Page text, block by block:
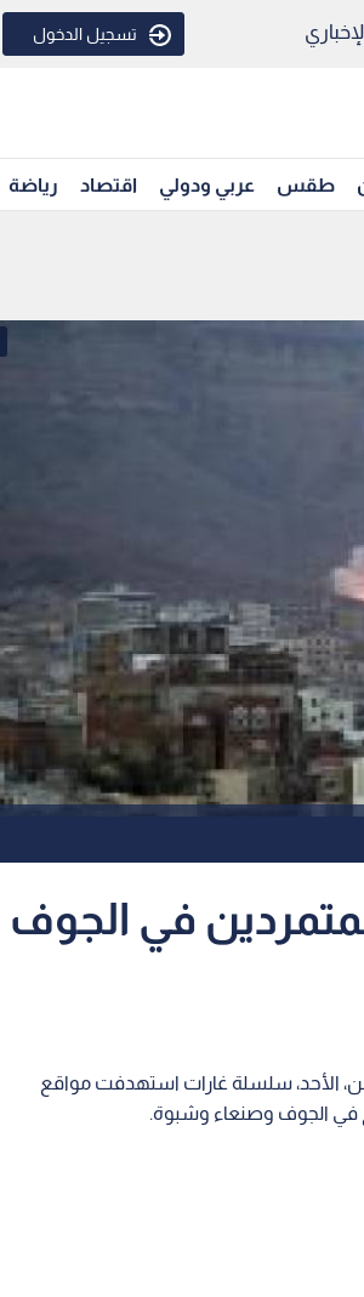
تسجيل الدخول
طقس عربي ودولي اقتصاد رياضة
في الجوف
الأحد، سلسلة غارات استهدفت مواقع
في الجوف وصنعاء وشبوة.